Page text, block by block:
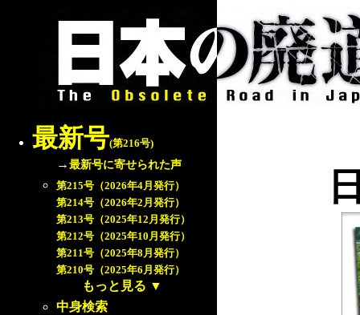
最新号(第216号)
→最新号に寄せられた声
第215号（2026年4月発行）
第214号（2026年2月発行）
第213号（2025年12月発行）
第212号（2025年10月発行）
第211号（2025年8月発行）
第210号（2025年6月発行）
もっと見る ▼
中身検索